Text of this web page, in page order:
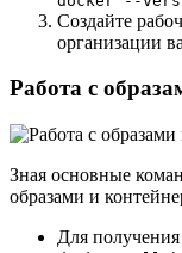
Создайте
организации
Работа с
Зная основные
образами и
Для